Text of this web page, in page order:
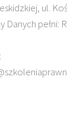
ul.
pełni: